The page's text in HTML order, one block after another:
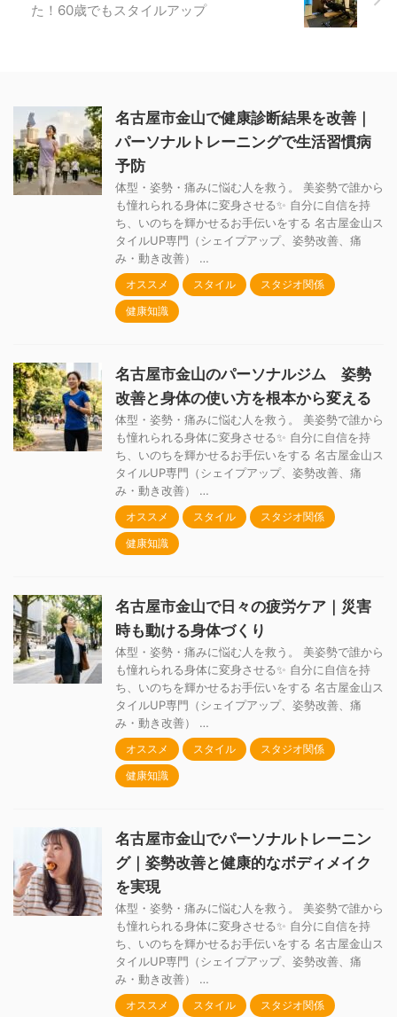
た！60歳でもスタイルアップ
名古屋市金山で健康診断結果を改善｜
パーソナルトレーニングで生活習慣病
予防
体型・姿勢・痛みに悩む人を救う。 美姿勢で誰から
も憧れられる身体に変身させる✨ 自分に自信を持
ち、いのちを輝かせるお手伝いをする 名古屋金山ス
タイルUP専門（シェイプアップ、姿勢改善、痛
み・動き改善） …
オススメ スタイル
スタジオ関係
健康知識
名古屋市金山のパーソナルジム 姿勢
改善と身体の使い方を根本から変える
体型・姿勢・痛みに悩む人を救う。 美姿勢で誰から
も憧れられる身体に変身させる✨ 自分に自信を持
ち、いのちを輝かせるお手伝いをする 名古屋金山ス
タイルUP専門（シェイプアップ、姿勢改善、痛
み・動き改善） …
オススメ スタイル
スタジオ関係
健康知識
名古屋市金山で日々の疲労ケア｜災害
時も動ける身体づくり
体型・姿勢・痛みに悩む人を救う。 美姿勢で誰から
も憧れられる身体に変身させる✨ 自分に自信を持
ち、いのちを輝かせるお手伝いをする 名古屋金山ス
タイルUP専門（シェイプアップ、姿勢改善、痛
み・動き改善） …
オススメ スタイル
スタジオ関係
健康知識
名古屋市金山でパーソナルトレーニン
グ｜姿勢改善と健康的なボディメイク
を実現
体型・姿勢・痛みに悩む人を救う。 美姿勢で誰から
も憧れられる身体に変身させる✨ 自分に自信を持
ち、いのちを輝かせるお手伝いをする 名古屋金山ス
タイルUP専門（シェイプアップ、姿勢改善、痛
み・動き改善） …
オススメ スタイル
スタジオ関係